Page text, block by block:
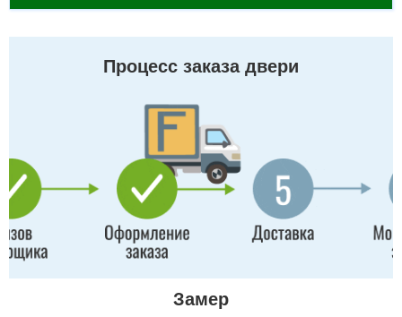
Процесс заказа двери
Замер